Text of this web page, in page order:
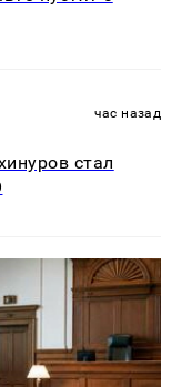
час назад
стал